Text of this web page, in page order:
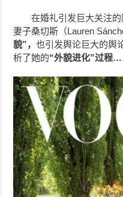
在婚礼引发巨大关注
妻子桑切斯（Lauren
貌”，也引发舆论巨大的舆
析了她的“外貌进化”过程